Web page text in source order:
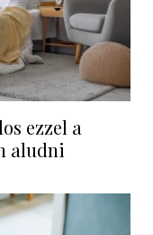
ezzel a
aludni